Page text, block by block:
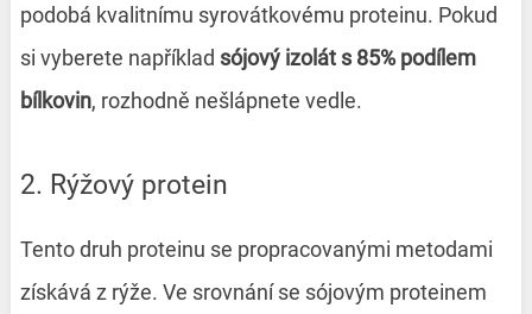
podobá kvalitnímu syrovátkovému proteinu. Pokud
si vyberete například sójový izolát s 85% podílem
bílkovin, rozhodně nešlápnete vedle.
2. Rýžový protein
Tento druh proteinu se propracovanými metodami
získává z rýže. Ve srovnání se sójovým proteinem